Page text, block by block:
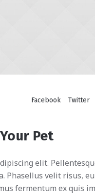
Facebook Twitter
Pet
elit.
Phasellus velit risus,
fermentum ex quis